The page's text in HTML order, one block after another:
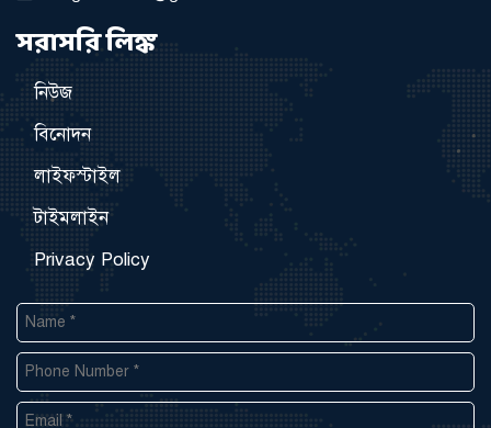
সরাসরি লিঙ্ক
নিউজ
বিনোদন
লাইফস্টাইল
টাইমলাইন
Privacy Policy